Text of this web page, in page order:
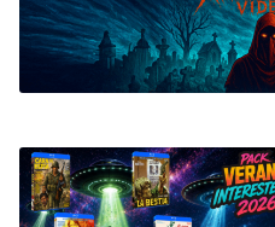
Bluray
Clasificada S
artwork
fantaterror